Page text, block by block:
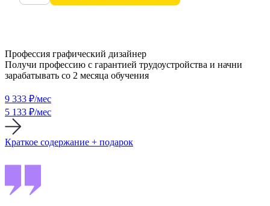
Профессия графический дизайнер
Получи профессию с гарантией трудоустройства и начни
зарабатывать со 2 месяца обучения
9 333 ₽/мес
5 133 ₽/мес
Краткое содержание + подарок